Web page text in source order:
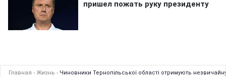
Главная › Жизнь › Чиновники Тернопільської області отримують